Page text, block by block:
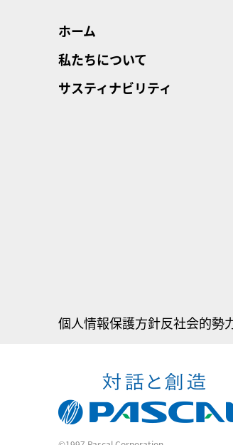
ホーム
私たちについて
サスティナビリティ
個人情報保護方針反社会的勢